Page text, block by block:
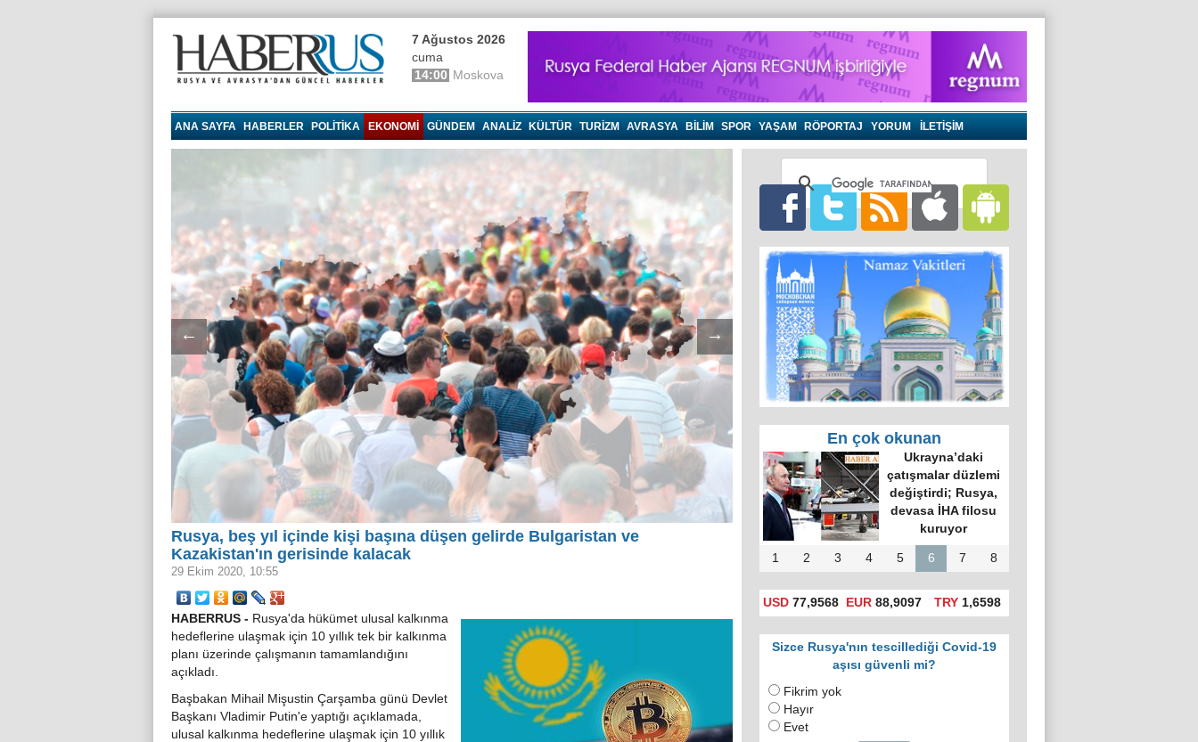
7 Ağustos 2026
cuma
14:00 Moskova
ANA SAYFA HABERLER POLITIKA EKONOMI GÜNDEM ANALIZ KÜLTÜR TURIZM AVRASYA BILIM SPOR YAŞAM RÖPORTAJ YORUM İLETİŞİM
← →
Rusya, beş yıl içinde kişi başına düşen gelirde Bulgaristan ve
Kazakistan'ın gerisinde kalacak
29 Ekim 2020, 10:55
HABERRUS - Rusya'da hükümet ulusal kalkınma
hedeflerine ulaşmak için 10 yıllık tek bir kalkınma
planı üzerinde çalışmanın tamamlandığını
açıkladı.
Başbakan Mihail Mişustin Çarşamba günü Devlet
Başkanı Vladimir Putin'e yaptığı açıklamada,
ulusal kalkınma hedeflerine ulaşmak için 10 yıllık
En çok okunan
Ukrayna’daki
çatışmalar düzlemi
değiştirdi; Rusya,
devasa İHA filosu
kuruyor
1 2 3 4 5 6 7 8
USD 77,9568 EUR 88,9097 TRY1,6598
Sizce Rusya'nın tescillediği Covid-19
aşısı güvenli mi?
Fikrim yok
Hayır
Evet